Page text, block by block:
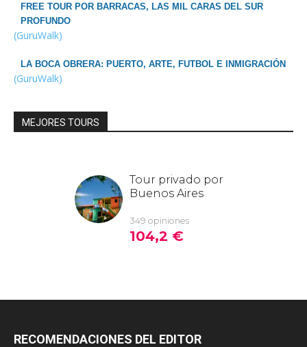
FREE TOUR POR BARRACAS, LAS MIL CARAS DEL SUR
PROFUNDO
(GuruWalk)
LA BOCA OBRERA: PUERTO, ARTE, FUTBOL E INMIGRACIÓN
(GuruWalk)
MEJORES TOURS
RECOMENDACIONES DEL EDITOR